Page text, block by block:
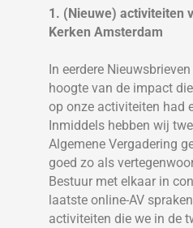
1. (Nieuwe) activiteiten
Kerken Amsterdam
In eerdere
hoogte van de impact
op onze activiteiten had
Inmiddels hebben wij
Algemene Vergadering
goed zo als
Bestuur met elkaar in
laatste online-AV
activiteiten die we in de